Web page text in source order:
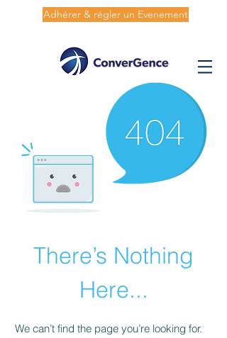
Adhérer & régler un Evenement
There’s Nothing
Here...
We can’t find the page you’re looking for.